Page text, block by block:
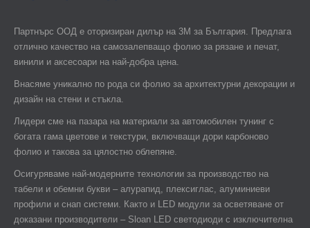
Партнърс ООД e оторизиран дилър на 3М за България. Предлага
отлично качество на самозалепващо фолио за рязане и печат,
винили и аксесоари на най-добра цена.
Внасяме уникално по рода си фолио за архитектурни декорации и
дизайн на стени и стъкла.
Лидери сме на пазара на материали за автомобилен тунинг с
богата гама цветове и текстури, включващи дори карбоново
фолио и такова за цялостно облепяне.
Осигуряваме най-модерните технологии за производство на
табели и обемни букви – алурапид, плексиглас, алуминиеви
профили и снап системи. Както и LED модули за осветяване от
доказани производители – Sloan LED светодиоди с изключителна